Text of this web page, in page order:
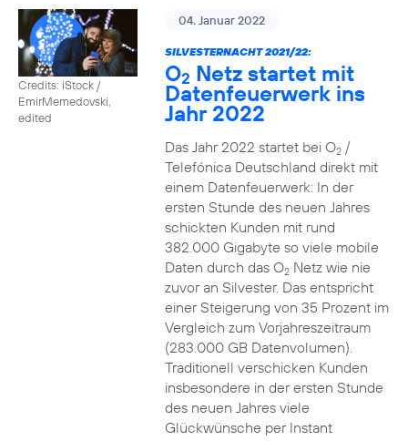
Credits: iStock /
EmirMemedovski,
edited
04. Januar 2022
SILVESTERNACHT 2021/22:
O2 Netz startet mit
Datenfeuerwerk ins
Jahr 2022
Das Jahr 2022 startet bei O2/
Telefónica Deutschland direkt mit
einem Datenfeuerwerk: In der
ersten Stunde des neuen Jahres
schickten Kunden mit rund
382.000 Gigabyte so viele mobile
Daten durch das O2Netz wie nie
zuvor an Silvester. Das entspricht
einer Steigerung von 35 Prozent im
Vergleich zum Vorjahreszeitraum
(283.000 GB Datenvolumen).
Traditionell verschicken Kunden
insbesondere in der ersten Stunde
des neuen Jahres viele
Glückwünsche per Instant